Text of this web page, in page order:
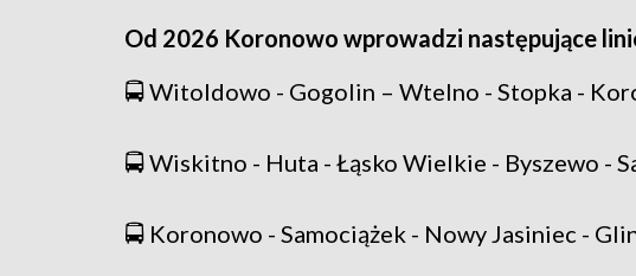
Od 2026 Koronowo wprowadzi następujące
🚍 Witoldowo - Gogolin – Wtelno - Stopka -
🚍 Wiskitno - Huta - Łąsko Wielkie - Byszewo -
🚍 Koronowo - Samociążek - Nowy Jasiniec -